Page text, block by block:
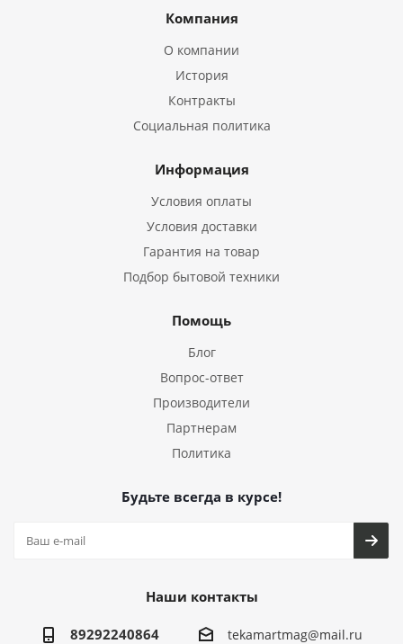
Компания
О компании
История
Контракты
Социальная политика
Информация
Условия оплаты
Условия доставки
Гарантия на товар
Подбор бытовой техники
Помощь
Блог
Вопрос-ответ
Производители
Партнерам
Политика
Будьте всегда в курсе!
Наши контакты
89292240864 tekamartmag@mail.ru